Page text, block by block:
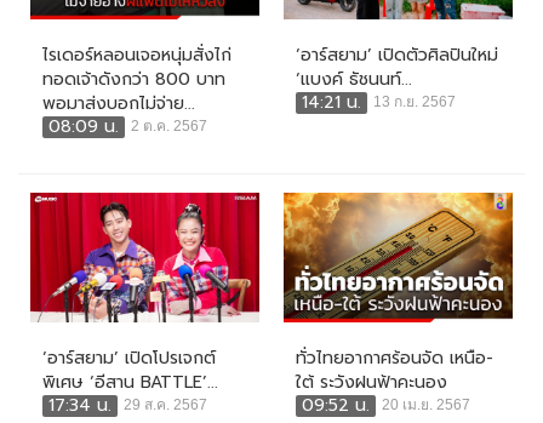
ไรเดอร์หลอนเจอหนุ่มสั่งไก่
ทอดเจ้าดังกว่า 800 บาท
พอมาส่งบอกไม่จ่าย...
08:09 น.
2 ต.ค. 2567
‘อาร์สยาม’ เปิดตัวศิลปินใหม่
‘แบงค์ ธัชนนท์...
14:21 น.
13 ก.ย. 2567
‘อาร์สยาม’ เปิดโปรเจกต์
พิเศษ ‘อีสาน BATTLE’...
17:34 น.
29 ส.ค. 2567
ทั่วไทยอากาศร้อนจัด เหนือ-
ใต้ ระวังฝนฟ้าคะนอง
09:52 น.
20 เม.ย. 2567